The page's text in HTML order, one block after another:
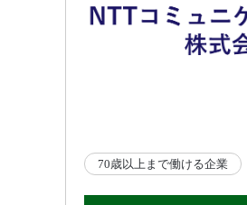
70歳以上まで働ける企業